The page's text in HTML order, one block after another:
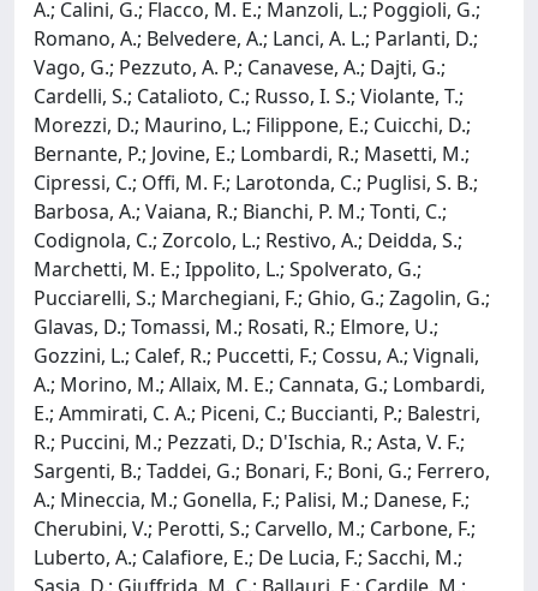
A.; Calini, G.; Flacco, M. E.; Manzoli, L.; Poggioli, G.;
Romano, A.; Belvedere, A.; Lanci, A. L.; Parlanti, D.;
Vago, G.; Pezzuto, A. P.; Canavese, A.; Dajti, G.;
Cardelli, S.; Catalioto, C.; Russo, I. S.; Violante, T.;
Morezzi, D.; Maurino, L.; Filippone, E.; Cuicchi, D.;
Bernante, P.; Jovine, E.; Lombardi, R.; Masetti, M.;
Cipressi, C.; Offi, M. F.; Larotonda, C.; Puglisi, S. B.;
Barbosa, A.; Vaiana, R.; Bianchi, P. M.; Tonti, C.;
Codignola, C.; Zorcolo, L.; Restivo, A.; Deidda, S.;
Marchetti, M. E.; Ippolito, L.; Spolverato, G.;
Pucciarelli, S.; Marchegiani, F.; Ghio, G.; Zagolin, G.;
Glavas, D.; Tomassi, M.; Rosati, R.; Elmore, U.;
Gozzini, L.; Calef, R.; Puccetti, F.; Cossu, A.; Vignali,
A.; Morino, M.; Allaix, M. E.; Cannata, G.; Lombardi,
E.; Ammirati, C. A.; Piceni, C.; Buccianti, P.; Balestri,
R.; Puccini, M.; Pezzati, D.; D'Ischia, R.; Asta, V. F.;
Sargenti, B.; Taddei, G.; Bonari, F.; Boni, G.; Ferrero,
A.; Mineccia, M.; Gonella, F.; Palisi, M.; Danese, F.;
Cherubini, V.; Perotti, S.; Carvello, M.; Carbone, F.;
Luberto, A.; Calafiore, E.; De Lucia, F.; Sacchi, M.;